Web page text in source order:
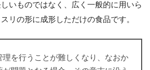
いものではなく、広く一般的に用いら
リの形に成形しただけの食品です。
理を行うことが難しくなり、なおか